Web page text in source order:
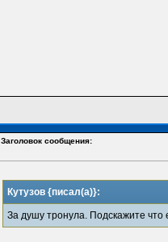
Заголовок сообщения:
Кутузов {писал(а)}:
За душу тронула. Подскажите